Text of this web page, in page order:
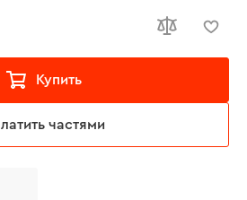
Купить
частями